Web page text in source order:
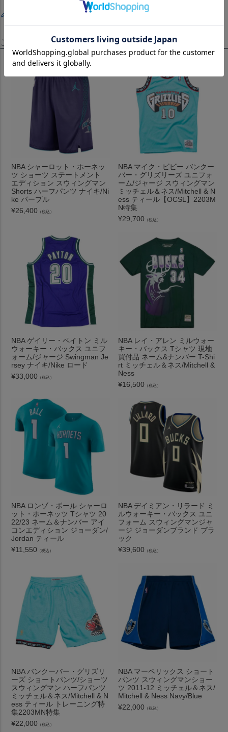
この商品を見たお客様はこちらも見ています！
NBA シャーロット・ホーネッ
ツ ショーツ ステートメント
エディション スウィングマン
Shorts ハーフパンツ ナイキ/Ni
ke パープル
¥26,400 （税込）
NBA マイク・ビビー バンクー
バー・グリズリーズ ユニフォ
ーム/ジャージ スウィングマン
ミッチェル＆ネス/Mitchell & N
ess ティール【OCSL】2203M
N特集
¥29,700 （税込）
NBA ゲイリー・ペイトン ミル
ウォーキー・バックス ユニフ
ォーム/ジャージ Swingman Je
rsey ナイキ/Nike ロード
¥33,000 （税込）
NBA レイ・アレン ミルウォー
キー・バックス Tシャツ 現地
買付品 ネーム&ナンバー T-Shi
rt ミッチェル＆ネス/Mitchell &
Ness
¥16,500 （税込）
NBA ロンゾ・ボール シャーロ
ット・ホーネッツ Tシャツ 20
22/23 ネーム＆ナンバー アイ
コンエディション ジョーダン/
Jordan ティール
¥11,550 （税込）
NBA デイミアン・リラード ミ
ルウォーキー・バックス ユニ
フォーム スウィングマンジャ
ージ ジョーダンブランド ブラ
ック
¥39,600 （税込）
NBA バンクーバー・グリズリ
ーズ ショートパンツ/ショーツ
スウィングマン ハーフパンツ
ミッチェル＆ネス/Mitchell & N
ess ティール トレーニング特
集2203MN特集
¥22,000 （税込）
NBA マーベリックス ショート
パンツ スウィングマンショー
ツ 2011-12 ミッチェル＆ネス/
Mitchell & Ness Navy/Blue
¥22,000 （税込）